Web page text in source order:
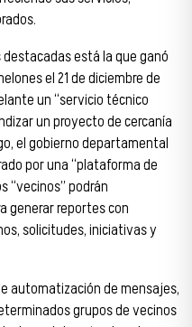
está la que ganó
el 21 de diciembre de
un “servicio técnico
un proyecto de cercanía
el gobierno departamental
por una “plataforma de
“vecinos” podrán
generar reportes con
solicitudes, iniciativas y
automatización de mensajes,
grupos de vecinos